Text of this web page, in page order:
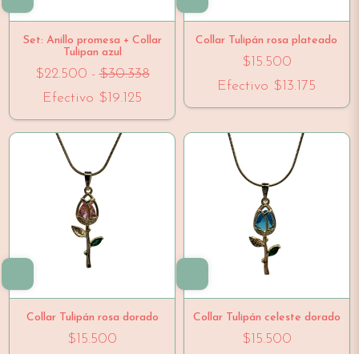
Set: Anillo promesa + Collar
Tulipan azul
$22.500 - $30.338
Efectivo $19.125
Collar Tulipán rosa plateado
$15.500
Efectivo $13.175
Collar Tulipán rosa dorado
$15.500
Collar Tulipán celeste dorado
$15.500